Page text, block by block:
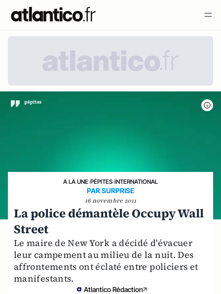
A LA UNE›PÉPITES›INTERNATIONAL
PAR SURPRISE
16 novembre 2011
La police démantèle Occupy Wall
Street
Le maire de New York a décidé d'évacuer
leur campement au milieu de la nuit. Des
affrontements ont éclaté entre policiers et
manifestants.
Atlantico Rédaction